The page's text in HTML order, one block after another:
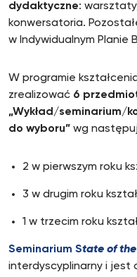
dydaktyczne:
konwersatoria.
w Indywidualnym Planie
W programie
zrealizować 6
„Wykład/seminarium/
do wyboru” wg
2 w pierwszym roku
3 w drugim roku
1 w trzecim roku
Seminarium State of
interdyscyplinarny i